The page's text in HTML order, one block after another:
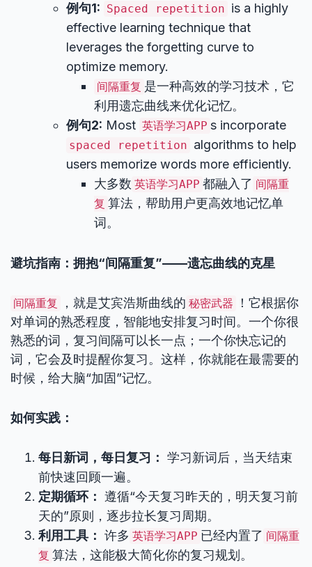
例句1: Spaced repetition is a highly
effective learning technique that
leverages the forgetting curve to
optimize memory.
间隔重复 是一种高效的学习技术，它
利用遗忘曲线来优化记忆。
例句2: Most 英语学习APP s incorporate
spaced repetition algorithms to help
users memorize words more efficiently.
大多数 英语学习APP 都融入了 间隔重
复 算法，帮助用户更高效地记忆单
词。
避坑指南：拥抱“间隔重复”——遗忘曲线的克星
间隔重复 ，就是艾宾浩斯曲线的 秘密武器
！它根据你
对单词的熟悉程度，智能地安排复习时间。一个你很
熟悉的词，复习间隔可以长一点；一个你快忘记的
词，它会及时提醒你复习。这样，你就能在最需要的
时候，给大脑“加固”记忆。
如何实践：
每日新词，每日复习： 学习新词后，当天结束
前快速回顾一遍。
定期循环： 遵循“今天复习昨天的，明天复习前
天的”原则，逐步拉长复习周期。
利用工具： 许多 英语学习APP 已经内置了 间隔重
复 算法，这能极大简化你的复习规划。